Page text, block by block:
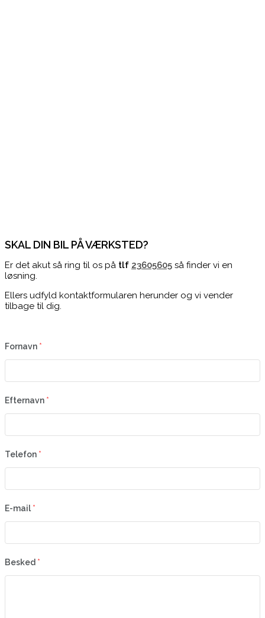
SKAL DIN BIL PÅ VÆRKSTED?
Er det akut så ring til os på tlf 23605605 så finder vi en
løsning.
Ellers udfyld kontaktformularen herunder og vi vender
tilbage til dig.
Fornavn *
Efternavn *
Telefon *
E-mail *
Besked *